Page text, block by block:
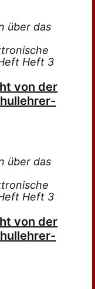
über das
Heft 3
von der
über das
Heft 3
von der